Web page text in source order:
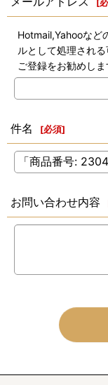
[
Hotmail,Yahooなど
ルとして処理され
ご登録をお勧めしま
件名 [必須]
お問い合わせ内容